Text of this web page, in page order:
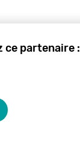
ce partenaire :